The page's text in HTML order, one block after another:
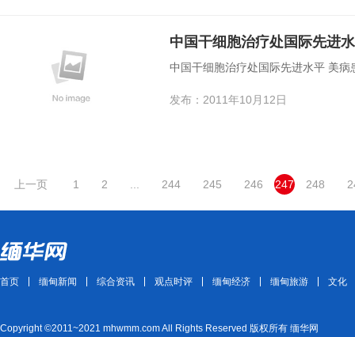
中国干细胞治疗处国际先进
中国干细胞治疗处国际先进水平 美病
发布：2011年10月12日
上一页 1 2 244 245 246 247 248
首页 缅甸新闻 综合资讯 观点时评 缅甸经济 缅甸旅游 文化
Copyright ©2011~2021 mhwmm.com All Rights Reserved 版权所有 缅华网